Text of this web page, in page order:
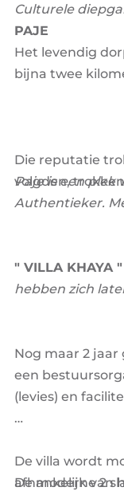
Culturele
PAJE
Het levendig
bijna twee
Die reputatie
volgden,
Paje is een plek
Authentieker.
" VILLA KHAYA
hebben zich
Nog maar 2
een
(levies) en
De moderne 2
De villa wordt
afhankelijk van